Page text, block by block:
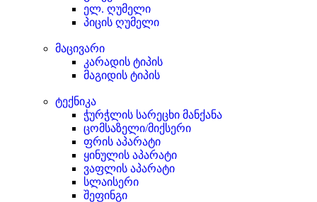
ელ. ღუმელი
პიცის ღუმელი
მაცივარი
კარადის ტიპის
მაგიდის ტიპის
ტექნიკა
ჭურჭლის სარეცხი მანქანა
ცომსაზელი/მიქსერი
ფრის აპარატი
ყინულის აპარატი
ვაფლის აპარატი
სლაისერი
შეფინგი